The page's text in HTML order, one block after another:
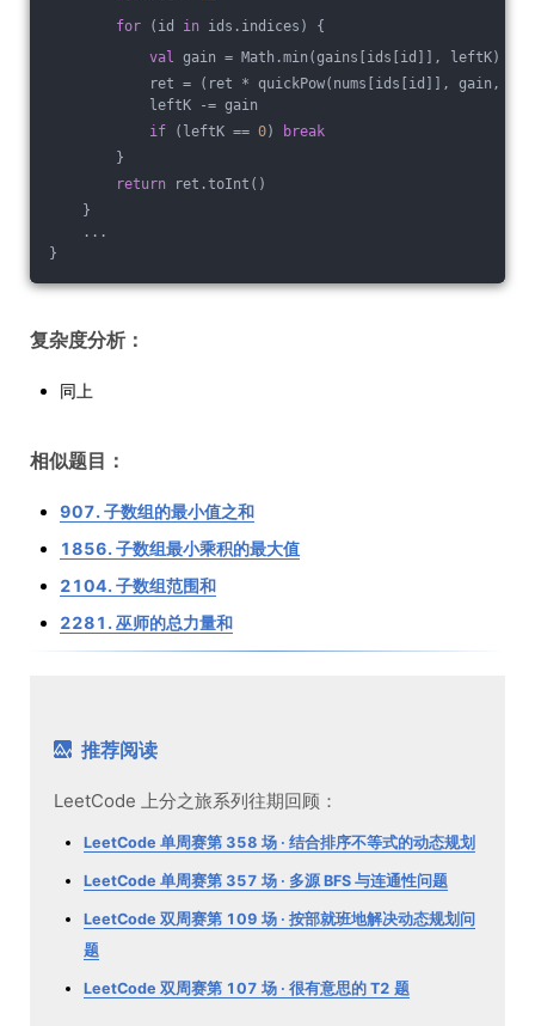
for (id in ids.indices) {
val gain = Math.min(gains[ids[id]], leftK)
ret = (ret * quickPow(nums[ids[id]], gain, MOD))
leftK -= gain
if (leftK == 0)
break
}
return ret.toInt()
}
...
}
复杂度分析：
同上
相似题目：
907. 子数组的最小值之和
1856. 子数组最小乘积的最大值
2104. 子数组范围和
2281. 巫师的总力量和
推荐阅读
LeetCode 上分之旅系列往期回顾：
LeetCode 单周赛第 358 场 · 结合排序不等式的动态规划
LeetCode 单周赛第 357 场 · 多源 BFS 与连通性问题
LeetCode 双周赛第 109 场 · 按部就班地解决动态规划问
题
LeetCode 双周赛第 107 场 · 很有意思的 T2 题